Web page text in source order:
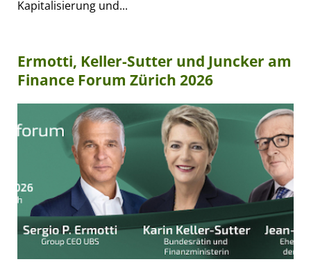
Kapitalisierung und...
Ermotti, Keller-Sutter und Juncker am
Finance Forum Zürich 2026